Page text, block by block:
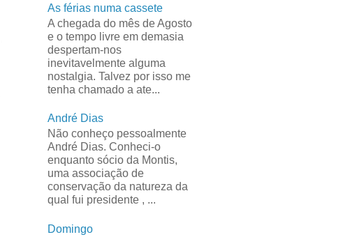
As férias numa cassete
A chegada do mês de Agosto
e o tempo livre em demasia
despertam-nos
inevitavelmente alguma
nostalgia. Talvez por isso me
tenha chamado a ate...
André Dias
Não conheço pessoalmente
André Dias. Conheci-o
enquanto sócio da Montis,
uma associação de
conservação da natureza da
qual fui presidente , ...
Domingo